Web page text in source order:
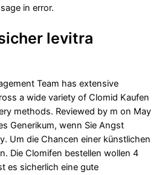
in error.
levitra
Team has extensive
a wide variety of Clomid Kaufen
methods. Reviewed by m on May
Generikum, wenn Sie Angst
Um die Chancen einer künstlichen
Die Clomifen bestellen wollen 4
es sicherlich eine gute